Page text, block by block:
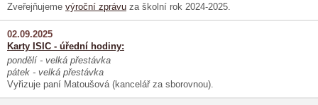
Zveřejňujeme výroční zprávu za školní rok 2024-2025.
02.09.2025
Karty ISIC - úřední hodiny:
pondělí - velká přestávka
pátek - velká přestávka
Vyřizuje paní Matoušová (kancelář za sborovnou).